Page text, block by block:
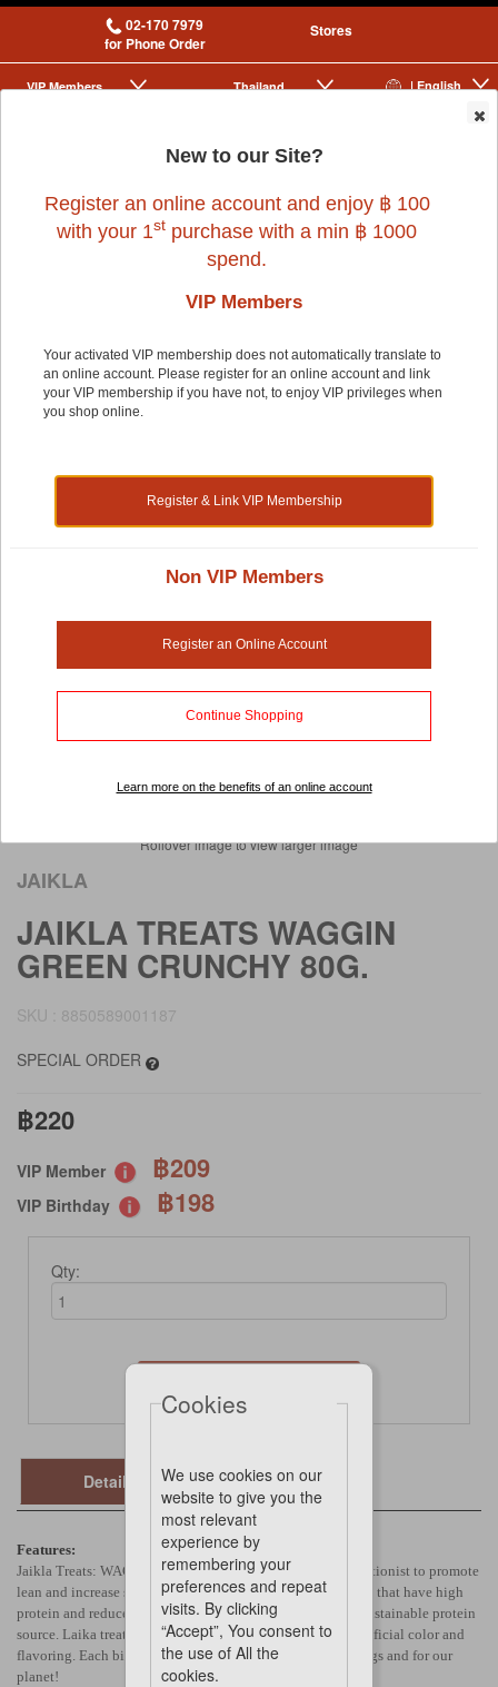
02-170 7979
for Phone Order
Stores
| English
Thailand
VIP Membership
|
Rollover image to view larger image
JAIKLA
JAIKLA TREATS WAGGIN
GREEN CRUNCHY 80G.
SKU : 8850589001187
SPECIAL ORDER
฿220
VIP Member ฿209
VIP Birthday ฿198
Qty:
Details
Features:
Jaikla Treats: WAGGING GREEN is developed by pet nutritionist to promote
lean and increase satiety. This formulation have ingredients that have high
protein and reduced fat with insect protein as a clean and sustainable protein
source. Laika treats have no preservative, no added salt, artificial color and
flavoring. Each bite of Jaikla Treats are healthy for your dogs and for our
planet!
Cookies
We use cookies on our
website to give you the
most relevant
experience by
remembering your
preferences and repeat
visits. By clicking
“Accept”, You consent to
the use of All the
cookies.
New to our Site?
Register an online account and enjoy ฿ 100
with your 1st purchase with a min ฿ 1000
spend.
VIP Members
Your activated VIP membership does not automatically translate to
an online account. Please register for an online account and link
your VIP membership if you have not, to enjoy VIP privileges when
you shop online.
Register & Link VIP Membership
Non VIP Members
Register an Online Account
Continue Shopping
Learn more on the benefits of an online account